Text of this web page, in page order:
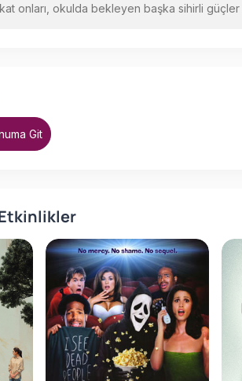
onları, okulda bekleyen başka sihirli güçler
Git